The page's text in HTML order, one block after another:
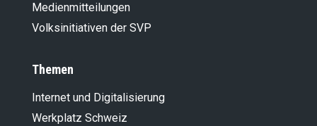
Medienmitteilungen
Volksinitiativen der SVP
Themen
Internet und Digitalisierung
Werkplatz Schweiz